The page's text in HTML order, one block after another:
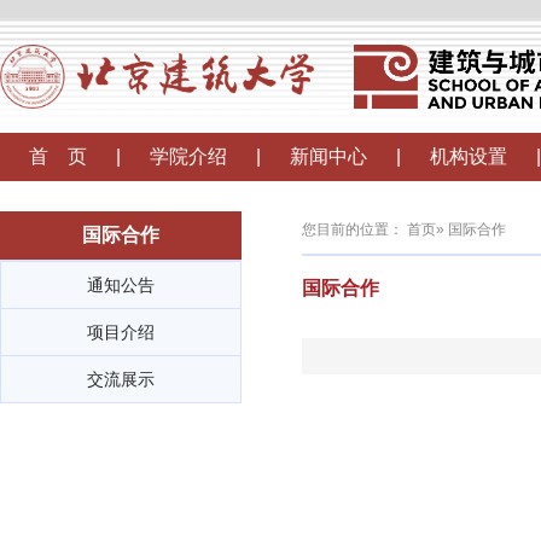
首 页 学院介绍 新闻中心 机构设置
国际合作
通知公告
项目介绍
交流展示
您目前的位置： 首页» 国际合作
国际合作